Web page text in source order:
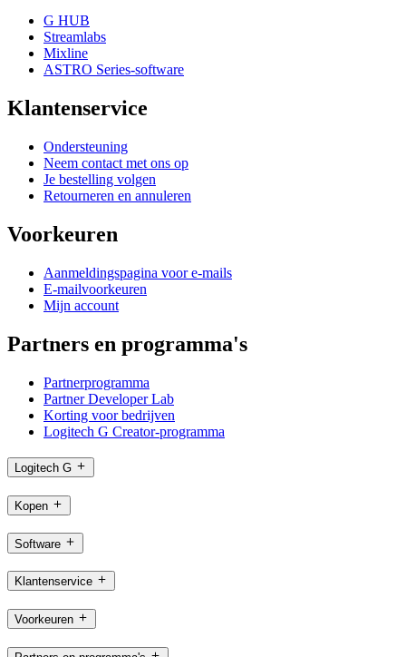
G HUB
Streamlabs
Mixline
ASTRO Series-software
Klantenservice
Ondersteuning
Neem contact met ons op
Je bestelling volgen
Retourneren en annuleren
Voorkeuren
Aanmeldingspagina voor e-mails
E-mailvoorkeuren
Mijn account
Partners en programma's
Partnerprogramma
Partner Developer Lab
Korting voor bedrijven
Logitech G Creator-programma
Logitech G
Kopen
Software
Klantenservice
Voorkeuren